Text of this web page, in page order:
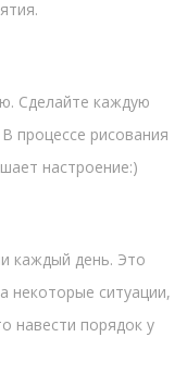
Сделайте каждую
процессе рисования
настроение:)
каждый день. Это
некоторые ситуации,
навести порядок у